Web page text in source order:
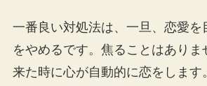
一番良い対処法は、一旦、恋愛を
をやめるです。焦ることはありま
来た時に心が自動的に恋をします